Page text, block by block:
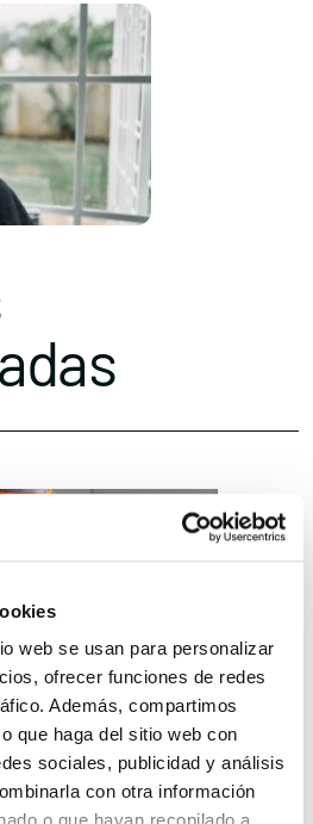
web se usan para personalizar
ofrecer funciones de redes
Además, compartimos
que haga del sitio web con
sociales, publicidad y análisis
con otra información